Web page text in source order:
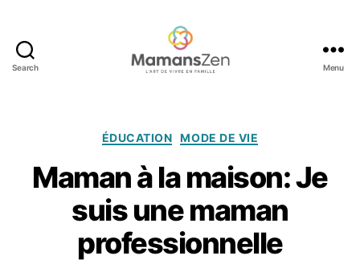
Search Menu
Catégories
ÉDUCATION MODE DE VIE
Maman à la maison: Je
suis une maman
professionnelle
6
o